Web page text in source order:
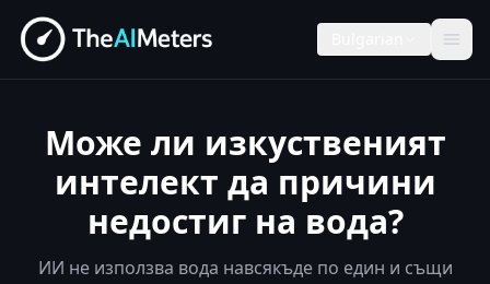
Може ли изкуственият
интелект да причини
недостиг на вода?
ИИ не използва вода навсякъде по един и същи